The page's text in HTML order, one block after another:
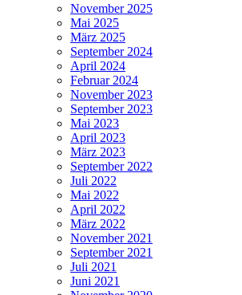
November 2025
Mai 2025
März 2025
September 2024
April 2024
Februar 2024
November 2023
September 2023
Mai 2023
April 2023
März 2023
September 2022
Juli 2022
Mai 2022
April 2022
März 2022
November 2021
September 2021
Juli 2021
Juni 2021